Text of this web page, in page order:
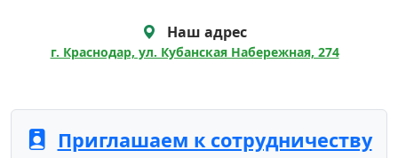
Наш адрес
г. Краснодар, ул. Кубанская Набережная, 274
Приглашаем к сотрудничеству